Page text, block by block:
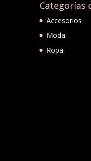
Categorías
Accesorios
Moda
Ropa